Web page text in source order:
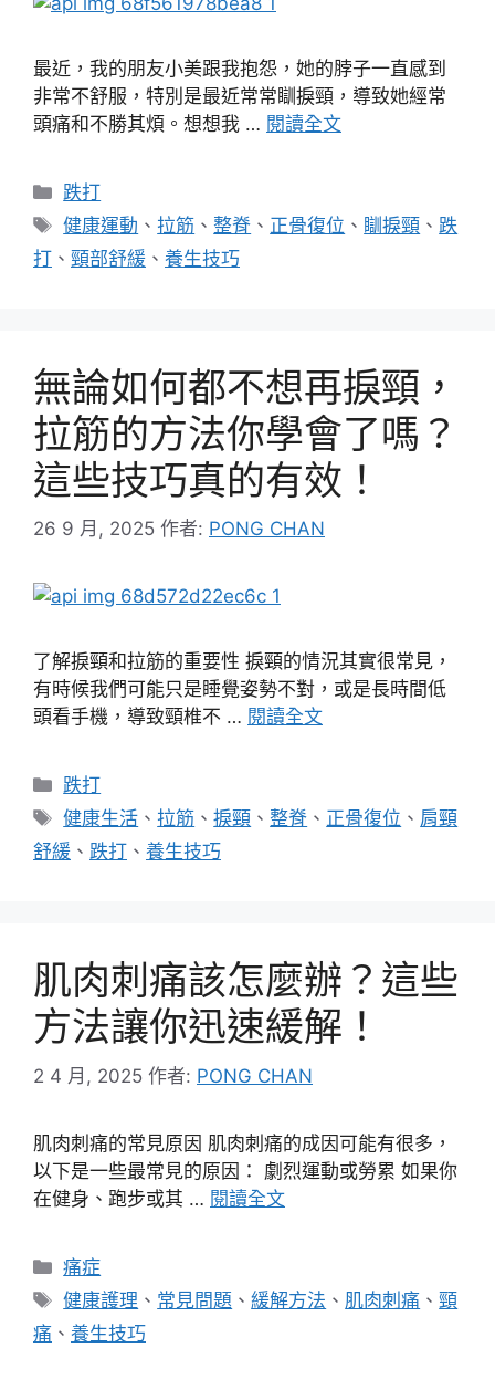
最近，我的朋友小美跟我抱怨，她的脖子一直感到
非常不舒服，特別是最近常常瞓捩頸，導致她經常
頭痛和不勝其煩。想想我 … 閱讀全文
分
類
跌打
標
籤
健康運動 、 拉筋 、整脊 、 正骨復位 、 瞓捩頸 、 跌
打 、 頸部舒緩 、 養生技巧
無論如何都不想再捩頸，
拉筋的方法你學會了嗎？
這些技巧真的有效！
26 9 月, 2025 作者: PONG CHAN
了解捩頸和拉筋的重要性 捩頸的情況其實很常見，
有時候我們可能只是睡覺姿勢不對，或是長時間低
頭看手機，導致頸椎不 … 閱讀全文
分
類
跌打
標
籤
健康生活 、 拉筋 、捩頸 、整脊 、 正骨復位 、 肩頸
舒緩 、 跌打 、 養生技巧
肌肉刺痛該怎麼辦？這些
方法讓你迅速緩解！
2 4 月, 2025 作者: PONG CHAN
肌肉刺痛的常見原因 肌肉刺痛的成因可能有很多，
以下是一些最常見的原因： 劇烈運動或勞累 如果你
在健身、跑步或其 … 閱讀全文
分
類
痛症
標
籤
健康護理 、 常見問題 、緩解方法 、 肌肉刺痛 、頸
痛 、 養生技巧